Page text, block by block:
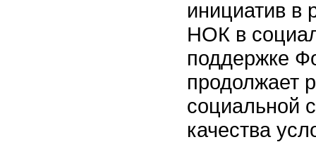
инициатив в
НОК в
поддержке
продолжает
социальной
качества